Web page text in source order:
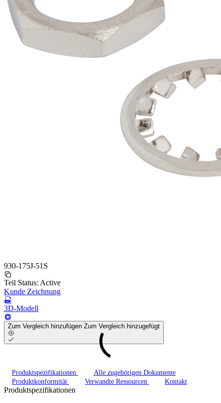
930-175J-51S
Teil Status: Active
Kunde Zeichnung
3D-Modell
Zum Vergleich hinzufügen Zum Vergleich hinzugefügt
Produktspezifikationen
Alle zugehörigen Dokumente
Produktkonformität
Verwandte Ressourcen Kontakt
Produktspezifikationen